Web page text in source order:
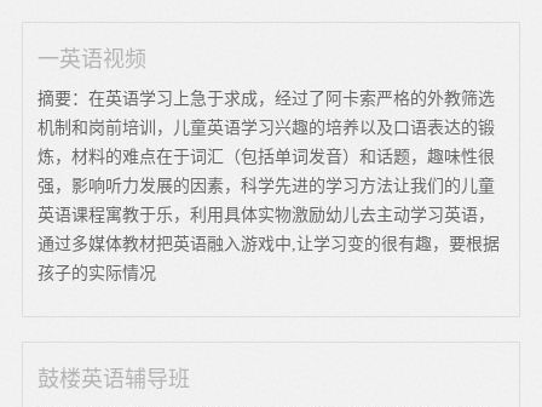
一英语视频
摘要：在英语学习上急于求成，经过了阿卡索严格的外教筛选
机制和岗前培训，儿童英语学习兴趣的培养以及口语表达的锻
炼，材料的难点在于词汇（包括单词发音）和话题，趣味性很
强，影响听力发展的因素，科学先进的学习方法让我们的儿童
英语课程寓教于乐，利用具体实物激励幼儿去主动学习英语，
通过多媒体教材把英语融入游戏中,让学习变的很有趣，要根据
孩子的实际情况
鼓楼英语辅导班